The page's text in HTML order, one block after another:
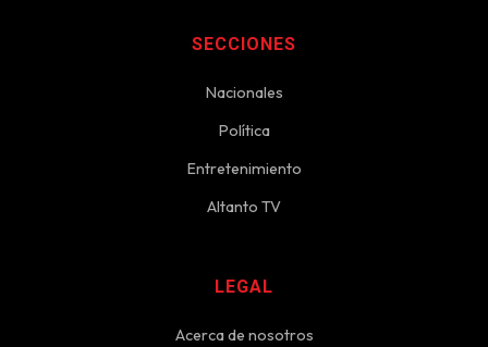
SECCIONES
Nacionales
Política
Entretenimiento
Altanto TV
LEGAL
Acerca de nosotros